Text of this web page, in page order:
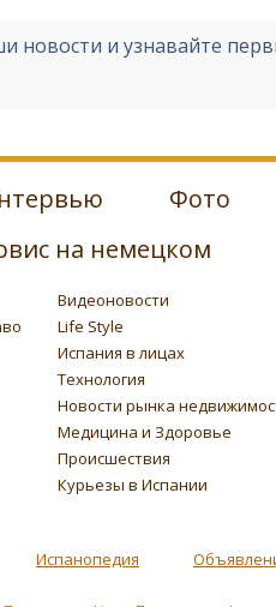
новости и узнавайте
Фото
на немецком
Видеоновости
Life Style
Испания в лицах
Технология
Новости рынка
Медицина и Здоровье
Происшествия
Курьезы в Испании
Испанопедия